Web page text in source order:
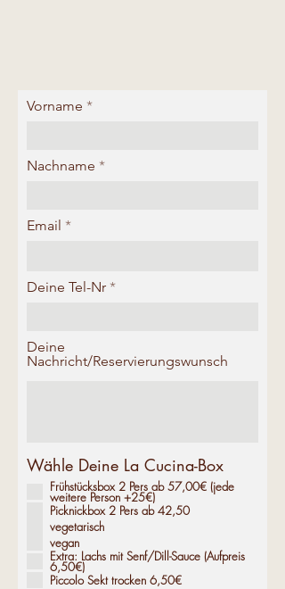
Vorname
Nachname
Email
Deine Tel-Nr
Deine
Nachricht/Reservierungswunsch
Wähle Deine La Cucina-Box
Frühstücksbox 2 Pers ab 57,00€ (jede
weitere Person +25€)
Picknickbox 2 Pers ab 42,50
vegetarisch
vegan
Extra: Lachs mit Senf/Dill-Sauce (Aufpreis
6,50€)
Piccolo Sekt trocken 6,50€